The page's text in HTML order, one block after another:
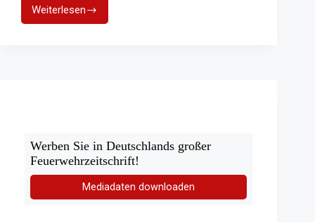
Weiterlesen
HRO-
Award
Werben Sie in Deutschlands großer
Feuerwehrzeitschrift!
Mediadaten downloaden